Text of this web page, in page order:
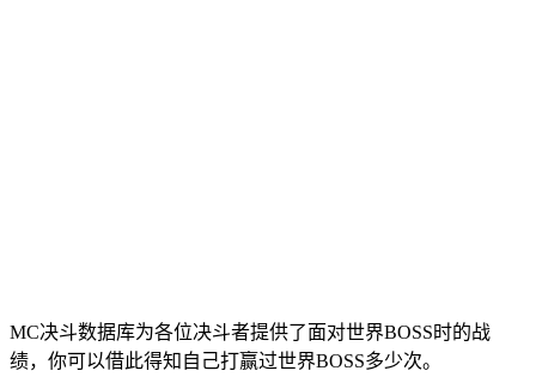
MC决斗数据库为各位决斗者提供了面对世界BOSS时的战
绩，你可以借此得知自己打赢过世界BOSS多少次。